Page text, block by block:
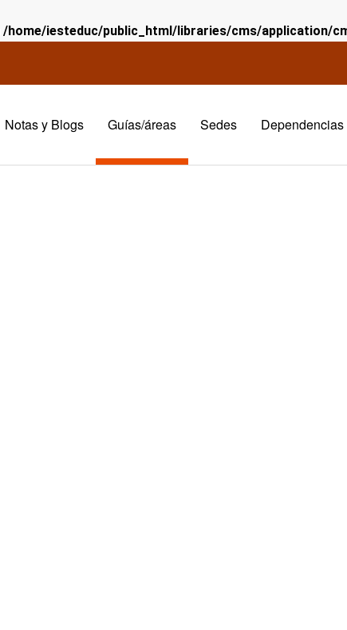
/home/iesteduc/public_html/libraries/cms/application/
Notas y Blogs Guías/áreas Sedes Dependencias